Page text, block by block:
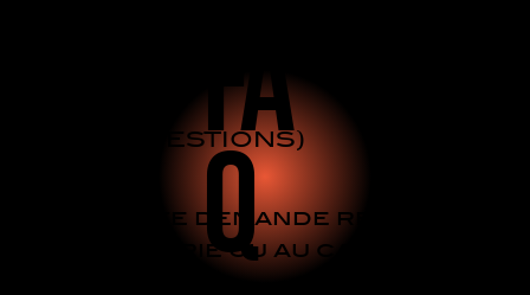
FA
Q
AUX QUESTIONS)
Pour toute demande relative à
la billetterie ou au camping,